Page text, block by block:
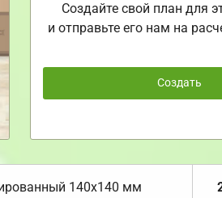
Создайте свой план для
и отправьте его нам на
Создать
140х140 мм